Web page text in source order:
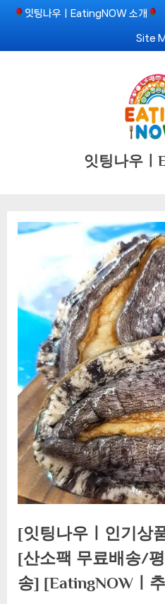
Skip
content
잇팅나우ㅣEatingNOW 소개
Site
잇팅나우ㅣ
[잇팅나우ㅣ인기상
[산소팩 무료배송/
송] [EatingNOWㅣ